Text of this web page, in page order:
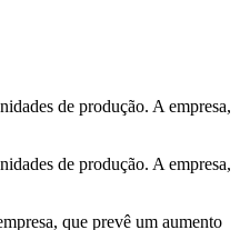
de produção. A empresa,
de produção. A empresa,
que prevê um aumento